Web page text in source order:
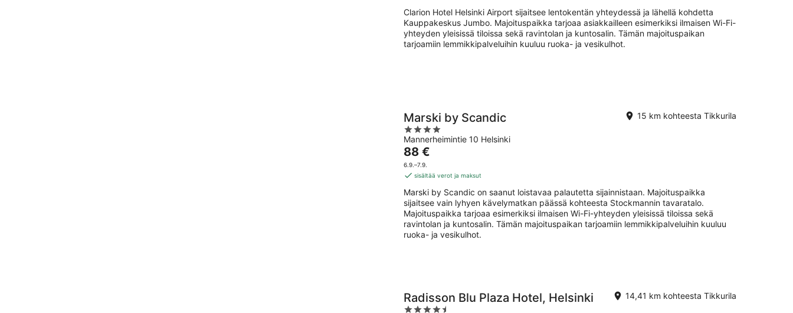
yö
Clarion Hotel Helsinki Airport sijaitsee lentokentän yhteydessä ja lähellä kohdetta
Kauppakeskus Jumbo. Majoituspaikka tarjoaa asiakkailleen esimerkiksi ilmaisen Wi-Fi-
yhteyden yleisissä tiloissa sekä ravintolan ja kuntosalin. Tämän majoituspaikan
tarjoamiin lemmikkipalveluihin kuuluu ruoka- ja vesikulhot.
Marski by Scandic
4
out
of
5
Mannerheimintie 10 Helsinki
15 km kohteesta Tikkurila
Hinta
on
88 €
yö
88 €
6.9.–7.9.
sisältää verot ja maksut
Marski by Scandic on saanut loistavaa palautetta sijainnistaan. Majoituspaikka
sijaitsee vain lyhyen kävelymatkan päässä kohteesta Stockmannin tavaratalo.
Majoituspaikka tarjoaa esimerkiksi ilmaisen Wi-Fi-yhteyden yleisissä tiloissa sekä
ravintolan ja kuntosalin. Tämän majoituspaikan tarjoamiin lemmikkipalveluihin kuuluu
ruoka- ja vesikulhot.
Radisson Blu Plaza Hotel, Helsinki
4.5
14,41 km kohteesta Tikkurila